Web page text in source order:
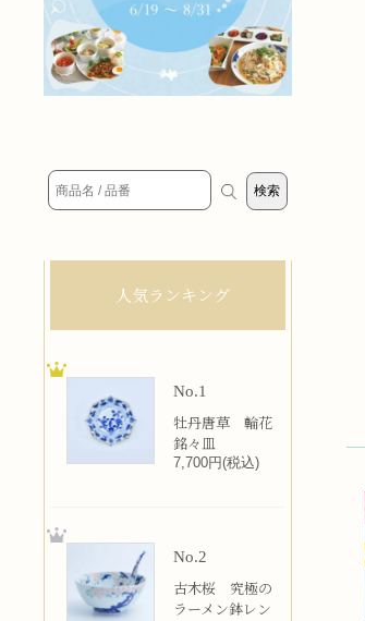
人気ランキング
No.1
牡丹唐草 輪花
銘々皿
7,700円(税込)
No.2
古木桜 究極の
ラーメン鉢レン